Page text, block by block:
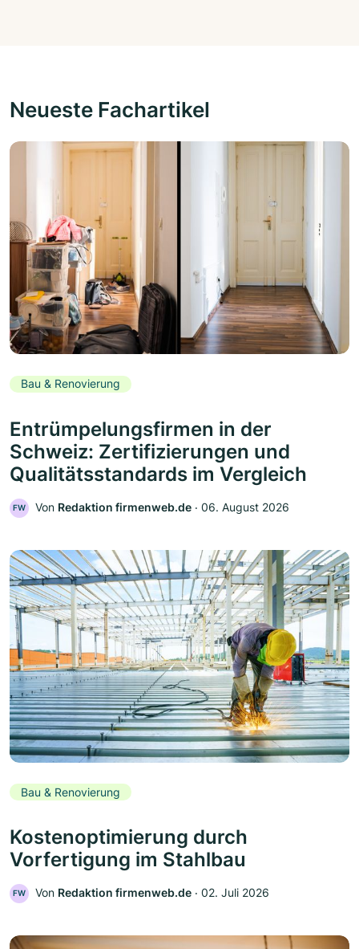
Neueste Fachartikel
Bau & Renovierung
Entrümpelungsfirmen in der
Schweiz: Zertifizierungen und
Qualitätsstandards im Vergleich
FW Von Redaktion firmenweb.de ‧ 06. August 2026
Bau & Renovierung
Kostenoptimierung durch
Vorfertigung im Stahlbau
FW Von Redaktion firmenweb.de ‧ 02. Juli 2026